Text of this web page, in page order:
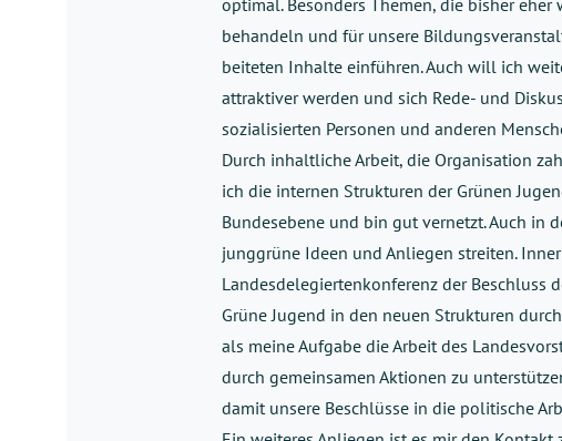
optimal. Besonders Themen, die bisher
behandeln und für unsere
beiteten Inhalte einführen. Auch will ich
attraktiver werden und sich Rede- und
sozialisierten Personen und anderen
Durch inhaltliche Arbeit, die Organisation
ich die internen Strukturen der Grünen
Bundesebene und bin gut vernetzt. Auch in
junggrüne Ideen und Anliegen streiten.
Landesdelegiertenkonferenz der Beschluss
Grüne Jugend in den neuen Strukturen
als meine Aufgabe die Arbeit des
durch gemeinsamen Aktionen zu
damit unsere Beschlüsse in die politische